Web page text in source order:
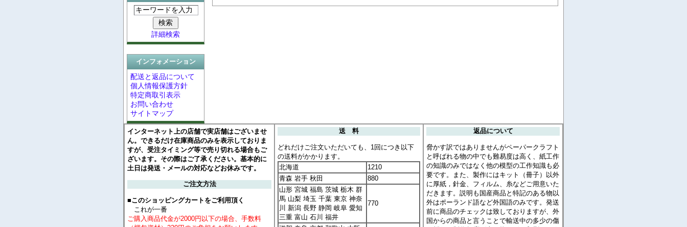
詳細検索
インフォメーション
配送と返品について
個人情報保護方針
特定商取引表示
お問い合わせ
サイトマップ
インターネット上の店舗で実店舗はございませ
ん。できるだけ在庫商品のみを表示しておりま
すが、受注タイミング等で売り切れる場合もご
ざいます。その際はご了承ください。基本的に
土日は発送・メールの対応などお休みです。
ご注文方法
■このショッピングカートをご利用頂く
これが一番
ご購入商品代金が2000円以下の場合、手数料
送 料
どれだけご注文いただいても、1回につき以下
の送料がかかります。
北海道
1210
青森 岩手 秋田
880
山形 宮城 福島 茨城 栃木 群
馬 山梨 埼玉 千葉 東京 神奈
川 新潟 長野 静岡 岐阜 愛知
三重 富山 石川 福井
770
返品について
脅かす訳ではありませんがペーパークラフト
と呼ばれる物の中でも難易度は高く、紙工作
の知識のみではなく他の模型の工作知識も必
要です。また、製作にはキット（冊子）以外
に厚紙，針金、フィルム、糸などご用意いた
だきます。説明も国産商品と特記のある物以
外はポーランド語など外国語のみです。発送
前に商品のチェックは致しておりますが、外
国からの商品と言うことで輸送中の多少の傷